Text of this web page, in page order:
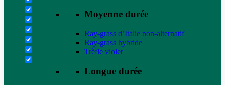
Moyenne durée
Ray-grass d’Italie non-alternatif
Ray-grass hybride
Trèfle violet
Longue durée